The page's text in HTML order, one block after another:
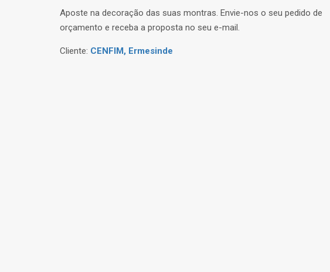
Aposte na decoração das suas montras. Envie-nos o seu pedido de
orçamento e receba a proposta no seu e-mail.
Cliente: CENFIM, Ermesinde